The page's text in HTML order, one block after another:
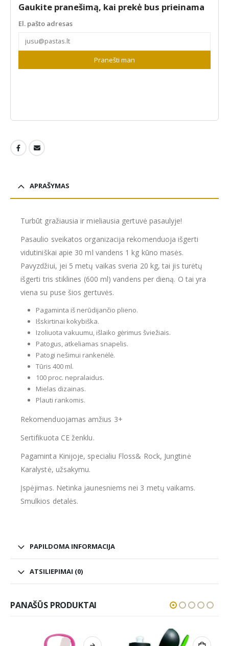
Gaukite pranešimą, kai prekė bus prieinama
El. pašto adresas
Pranešti man
APRAŠYMAS
Turbūt gražiausia ir mieliausia gertuvė pasaulyje!
Pasaulio sveikatos organizacija rekomenduoja išgerti
vidutiniškai apie 30 ml vandens 1 kg kūno masės.
Pavyzdžiui, jei 5 metų vaikas sveria 20 kg, tai jis turėtų
išgerti tris stiklines (600 ml) vandens per dieną. O tai yra
viena su puse šios gertuvės.
Pagaminta iš nerūdijančio plieno.
Išskirtinai kokybiška.
Izoliuota vakuumu, išlaiko gėrimus šviežiais.
Patogus, atkeliamas snapelis.
Patogi nešimui rankenėlė.
Tūris 400 ml.
100 proc. nepralaidus.
Mielas dizainas.
Plauti rankomis.
Rekomenduojamas amžius 3+
Sertifikuota CE ženklu.
Pagaminta Kinijoje, specialiu Floss& Rock, Jungtinė
Karalystė, užsakymu.
Įspėjimas. Netinka jaunesniems nei 3 metų vaikams.
Smulkios detalės.
PAPILDOMA INFORMACIJA
ATSILIEPIMAI (0)
PANAŠŪS PRODUKTAI